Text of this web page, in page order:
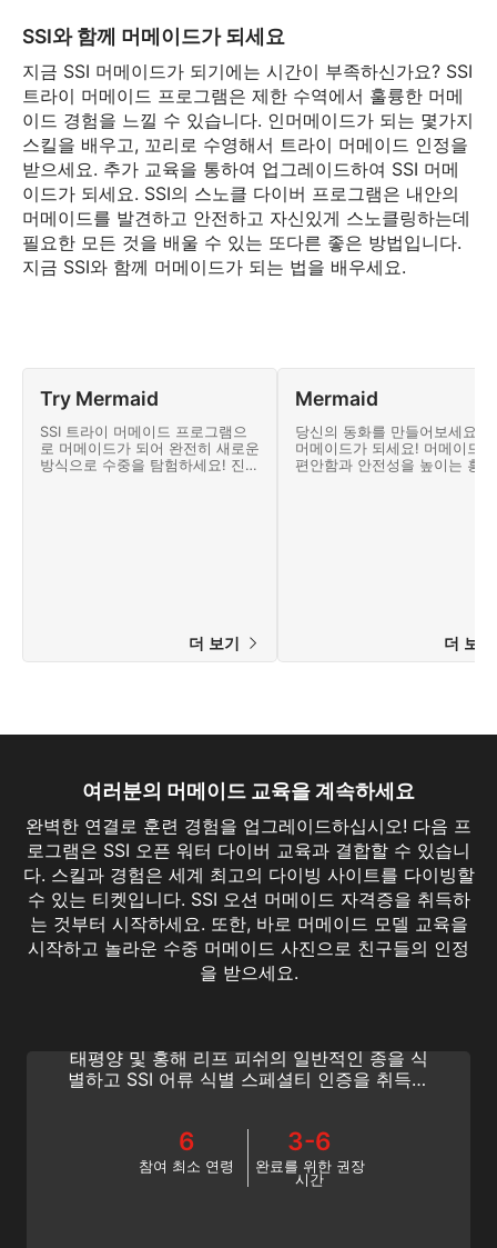
SSI와 함께 머메이드가 되세요
지금 SSI 머메이드가 되기에는 시간이 부족하신가요? SSI
트라이 머메이드 프로그램은 제한 수역에서 훌륭한 머메
이드 경험을 느낄 수 있습니다. 인머메이드가 되는 몇가지
스킬을 배우고, 꼬리로 수영해서 트라이 머메이드 인정을
받으세요. 추가 교육을 통하여 업그레이드하여 SSI 머메
이드가 되세요. SSI의 스노클 다이버 프로그램은 내안의
머메이드를 발견하고 안전하고 자신있게 스노클링하는데
필요한 모든 것을 배울 수 있는 또다른 좋은 방법입니다.
지금 SSI와 함께 머메이드가 되는 법을 배우세요.
Try Mermaid
SSI 트라이 머메이드 프로그램으
로 머메이드가 되어 완전히 새로운
방식으로 수중을 탐험하세요! 진정
더 보기
Mermaid
당신의 동화를 만들어보세요!
머메이드가 되세요! 머메이드
편안함과 안전성을 높이는 흥
더 보
여러분의 머메이드 교육을 계속하세요
완벽한 연결로 훈련 경험을 업그레이드하십시오! 다음 프
로그램은 SSI 오픈 워터 다이버 교육과 결합할 수 있습니
다. 스킬과 경험은 세계 최고의 다이빙 사이트를 다이빙할
수 있는 티켓입니다. SSI 오션 머메이드 자격증을 취득하
는 것부터 시작하세요. 또한, 바로 머메이드 모델 교육을
시작하고 놀라운 수중 머메이드 사진으로 친구들의 인정
을 받으세요.
Fish Identification
태평양 및 홍해 리프 피쉬의 일반적인 종을 식
별하고 SSI 어류 식별 스페셜티 인증을 취득하
6
참여 최소 연령
3-6
완료를 위한 권장
시간